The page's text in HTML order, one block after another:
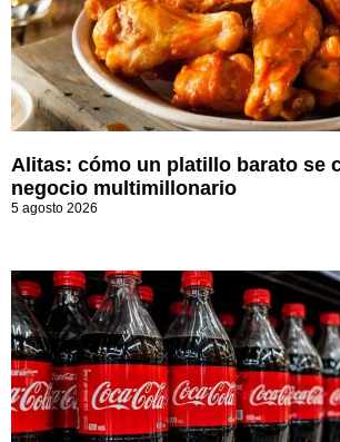
Alitas: cómo un platillo barato se
negocio multimillonario
5 agosto 2026